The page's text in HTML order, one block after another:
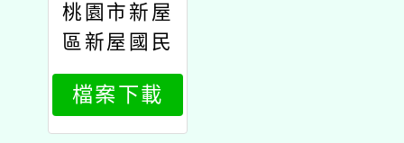
桃園市新屋
區新屋國民
小學辦理
「墨藝生活
美學樂在桃
檔案下載